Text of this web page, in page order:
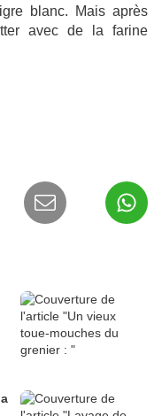
blanc. Mais après
avec de la farine